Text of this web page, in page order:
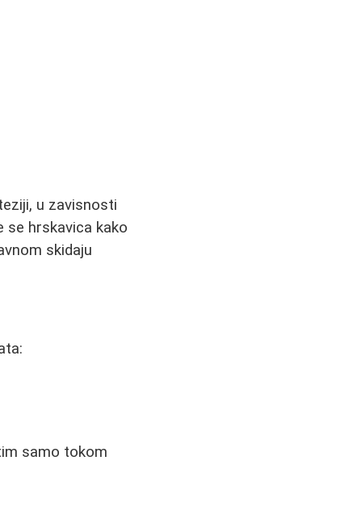
u zavisnosti
se hrskavica kako
skidaju
samo tokom